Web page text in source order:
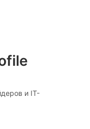
и IT-